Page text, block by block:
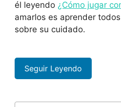
él leyendo ¿Cómo jugar
amarlos es aprender
sobre su cuidado.
Seguir Leyendo